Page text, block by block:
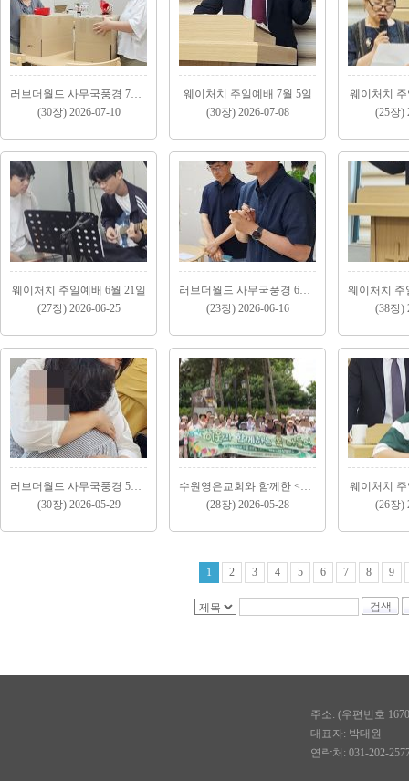
러브더월드 사무국풍경 7월(1)
(30장) 2026-07-10
웨이처치 주일예배 7월 5일
(30장) 2026-07-08
웨이처치
(25장)
웨이처치 주일예배 6월 21일
(27장) 2026-06-25
러브더월드 사무국풍경 6월(1)
(23장) 2026-06-16
(38장)
러브더월드 사무국풍경 5월(2)
(30장) 2026-05-29
수원영은교회와 함께한 <안성팜랜드 봄소풍> 5월 23..
(28장) 2026-05-28
웨이처치
(26장)
1 2 3 4 5 6 7 8 9
검색
주소: (우편번호
대표자: 박대원
연락처: 031-202-